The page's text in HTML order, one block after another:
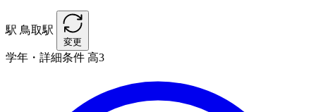
駅 鳥取駅
変更
学年・詳細条件 高3